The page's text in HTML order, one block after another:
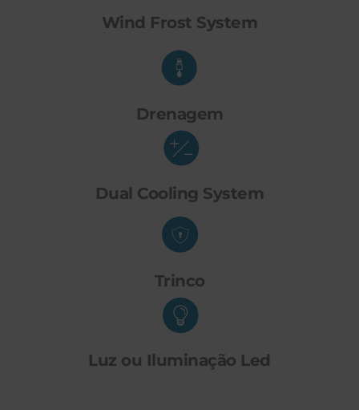
Wind Frost System
Drenagem
Dual Cooling System
Trinco
Luz ou Iluminação Led